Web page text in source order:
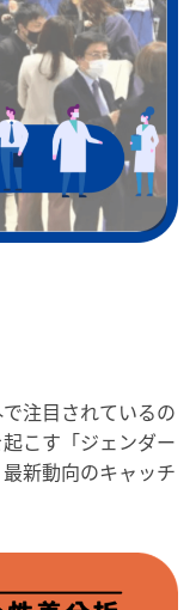
注目されているの
こす「ジェンダー
新動向のキャッチ